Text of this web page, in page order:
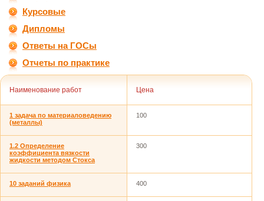
Курсовые
Дипломы
Ответы на ГОСы
Отчеты по практике
Наименование работ Цена
1 задача по материаловедению
(металлы)
100
1.2 Определение
коэффициента вязкости
жидкости методом Стокса
300
10 заданий физика 400